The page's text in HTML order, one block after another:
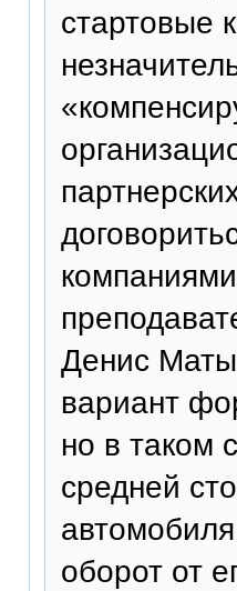
стартовые
Денис
вариант
но в таком
средней
оборот от